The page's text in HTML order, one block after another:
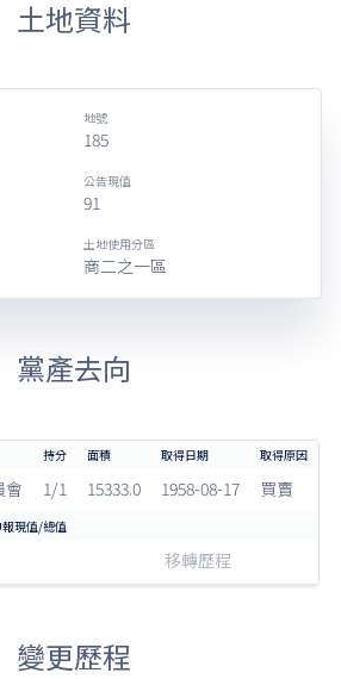
土地資料
地號
185
公告現值
91
土地使用分區
商二之一區
黨產去向
會 1/1 15333.0 1958-08-17 買賣
移轉歷程
變更歷程